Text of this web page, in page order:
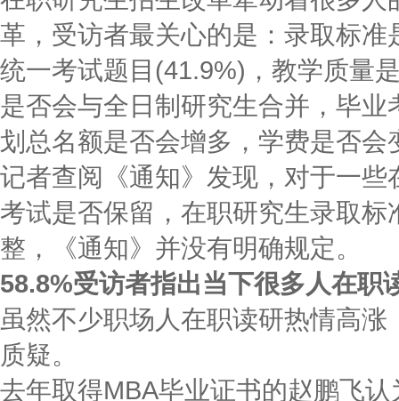
革，受访者最关心的是：录取标
统一考试题目(41.9%)，教学质量
是否会与全日制研究生合并，毕
划总名额是否会增多，学费是否会
记者查阅《通知》发现，对于一
考试是否保留，在职研究生录取
整，《通知》并没有明确规定。
58.8%受访者指出当下很多人在职
虽然不少职场人在职读研热情高
质疑。
去年取得MBA毕业证书的赵鹏飞